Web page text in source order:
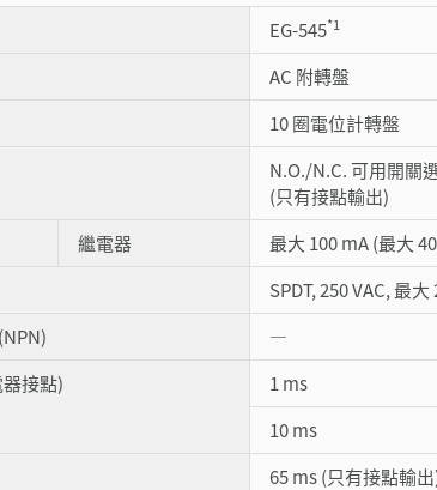
EG-545*1
AC 附轉盤
10 圈電位計轉盤
N.O./N.C. 可用開關
(只有接點輸出)
繼電器 最大 100 mA (最大
SPDT, 250 VAC, 最
―
接點)
1 ms
10 ms
65 ms (只有接點輸